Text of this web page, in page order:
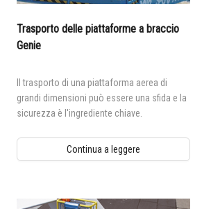
Genie Lift Connect Telematics
Trasporto delle piattaforme a braccio
Genie
Il trasporto di una piattaforma aerea di
grandi dimensioni può essere una sfida e la
sicurezza è l'ingrediente chiave.
Continua a leggere